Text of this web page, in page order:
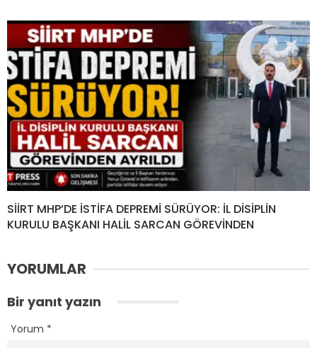
SİİRT MHP’DE İSTİFA DEPREMİ SÜRÜYOR: İL DİSİPLİN
KURULU BAŞKANI HALİL SARCAN GÖREVİNDEN
YORUMLAR
Bir yanıt yazın
Yorum *